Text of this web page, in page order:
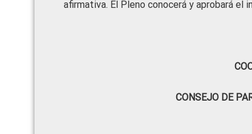
afirmativa. El Pleno conocerá y aprobará el
CONSEJO DE